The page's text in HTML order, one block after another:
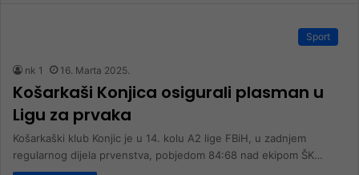
Sport
nk 1 16. Marta 2025.
Košarkaši Konjica osigurali plasman u
Ligu za prvaka
Košarkaški klub Konjic je u 14. kolu A2 lige FBiH, u zadnjem
regularnog dijela prvenstva, pobjedom 84:68 nad ekipom ŠK…